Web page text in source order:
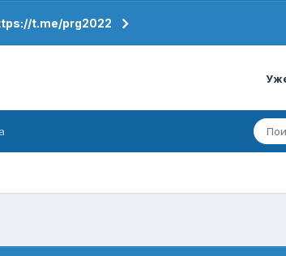
t.me/prg2022